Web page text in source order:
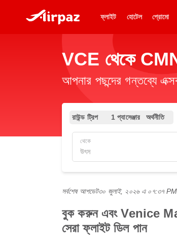
ফ্লাইট হোটেল প্রোমো
VCE থেকে
আপনার পছন্দের গন্তব্যে
রাউন্ড ট্রিপ 1 প্যাসেঞ্জার অর্থনীতি
থেকে
সর্বশেষ আপডেট৩০ জুলাই, ২০২৬ এ ০৭:৩৭
বুক করুন এবং Venice
সেরা ফ্লাইট ডিল পান